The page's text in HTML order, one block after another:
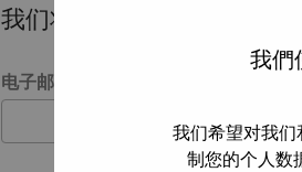
我們
我们希望对我
制您的个人数
我们将通过电子邮件向您
通过电子邮件重置密码
电子邮箱